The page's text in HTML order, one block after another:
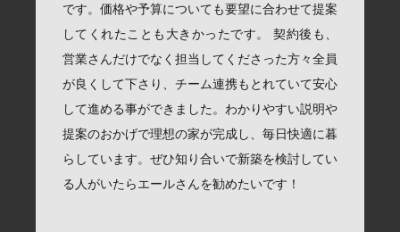
です。価格や予算についても要望に合わせて提案
してくれたことも大きかったです。 契約後も、
営業さんだけでなく担当してくださった方々全員
が良くして下さり、チーム連携もとれていて安心
して進める事ができました。わかりやすい説明や
提案のおかげで理想の家が完成し、毎日快適に暮
らしています。ぜひ知り合いで新築を検討してい
る人がいたらエールさんを勧めたいです！